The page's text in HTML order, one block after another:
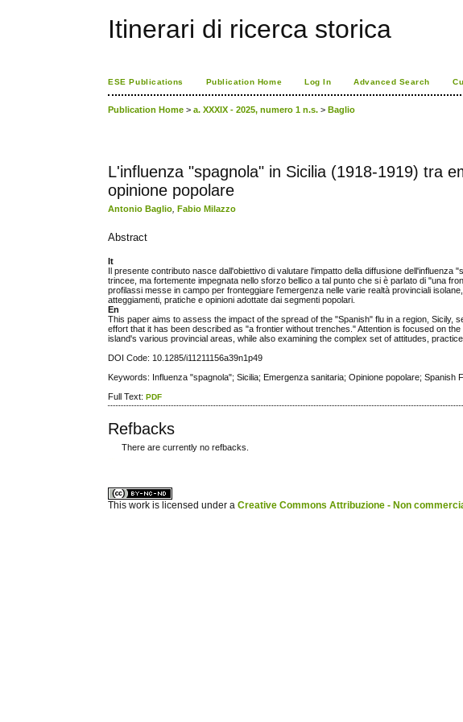
Itinerari di ricerca storica
ESE Publications Publication Home Log In Advanced Search
Publication Home >a. XXXIX - 2025, numero 1 n.s. >Baglio
L'influenza "spagnola" in Sicilia (1918-1919) tra
opinione popolare
Antonio Baglio ,Fabio Milazzo
Abstract
It
Il presente contributo nasce dall'obiettivo di valutare l'impatto della diffusione dell'influenza
trincee, ma fortemente impegnata nello sforzo bellico a tal punto che si è parlato di "una
profilassi messe in campo per fronteggiare l'emergenza nelle varie realtà provinciali
atteggiamenti, pratiche e opinioni adottate dai segmenti popolari.
En
This paper aims to assess the impact of the spread of the "Spanish" flu in a region,
effort that it has been described as "a frontier without trenches." Attention is focused on
island's various provincial areas, while also examining the complex set of attitudes,
DOI Code: 10.1285/i11211156a39n1p49
Keywords: Influenza "spagnola"; Sicilia; Emergenza sanitaria; Opinione popolare; Spanish
Full Text:PDF
Refbacks
There are currently no refbacks.
This work is licensed under aCreative Commons Attribuzione - Non